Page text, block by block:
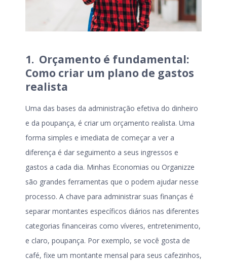
1. Orçamento é fundamental:
Como criar um plano de gastos
realista
Uma das bases da administração efetiva do dinheiro
e da poupança, é criar um orçamento realista. Uma
forma simples e imediata de começar a ver a
diferença é dar seguimento a seus ingressos e
gastos a cada dia. Minhas Economias ou Organizze
são grandes ferramentas que o podem ajudar nesse
processo. A chave para administrar suas finanças é
separar montantes específicos diários nas diferentes
categorias financeiras como víveres, entretenimento,
e claro, poupança. Por exemplo, se você gosta de
café, fixe um montante mensal para seus cafezinhos,